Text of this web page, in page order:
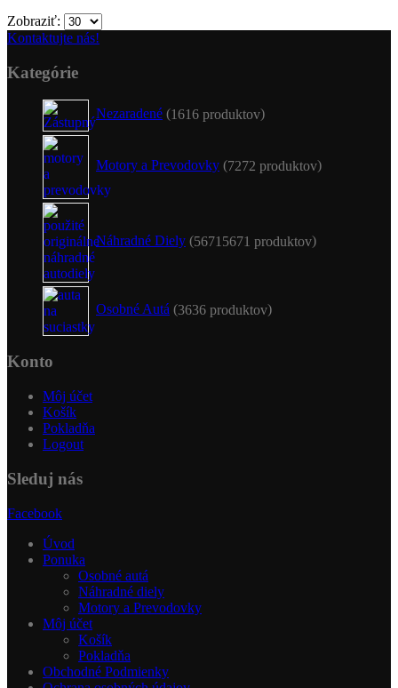
Zobraziť:
Kontaktujte nás!
Kategórie
Nezaradené 1616 produktov
Motory a Prevodovky 7272 produktov
Náhradné Diely 5671 5671 produktov
Osobné Autá 3636 produktov
Konto
Môj účet
Košík
Pokladňa
Logout
Sleduj nás
Facebook
Úvod
Ponuka
Osobné autá
Náhradné diely
Motory a Prevodovky
Môj účet
Košík
Pokladňa
Obchodné Podmienky